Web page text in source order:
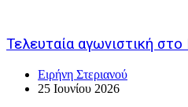
Τελευταία αγωνιστική
Ειρήνη Στεριανού
25 Ιουνίου 2026